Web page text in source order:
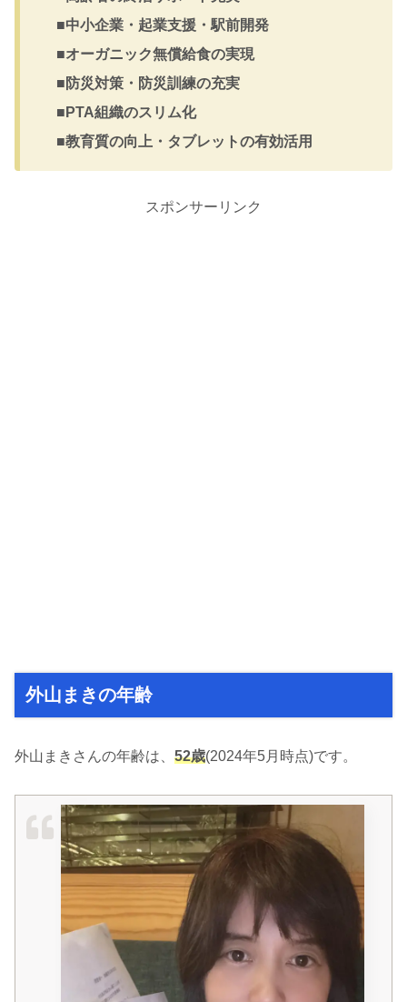
■中小企業・起業支援・駅前開発
■オーガニック無償給食の実現
■防災対策・防災訓練の充実
■PTA組織のスリム化
■教育質の向上・タブレットの有効活用
スポンサーリンク
外山まきの年齢
外山まきさんの年齢は、 52歳(2024年5月時点)です。